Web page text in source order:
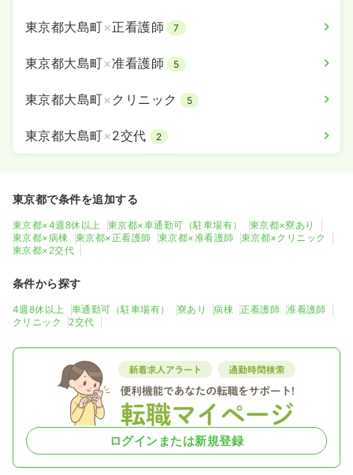
時間 8:00～17:00
訪問看護正看護師 クリニック
日勤のみ（常勤）
給与 336〜438 万円/年
※一例
時間 8:00～17:00
年収400万円以上可
気になる 詳細を見る
東京都大島町×正看護師 7
東京都大島町×准看護師 5
東京都大島町× クリニック 5
東京都大島町×2交代 2
東京都で条件を追加する
東京都×4週8休以上 東京都×車通勤可（駐車場有）
東京都×寮あり
東京都×病棟
東京都×正看護師 東京都×准看護師
東京都×クリニック
東京都×2交代
条件から探す
4週8休以上 車通勤可（駐車場有） 寮あり 病棟 正看護師
准看護師
クリニック
2交代
ログインまたは新規登録